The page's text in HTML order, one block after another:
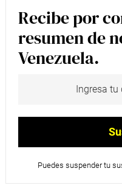
Recibe por
resumen de
Venezuela.
Puedes suspender tu